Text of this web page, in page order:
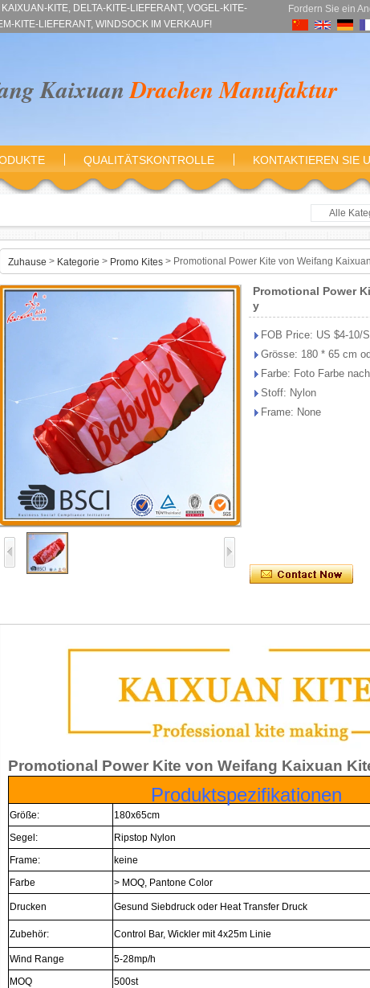
KITE, DELTA-KITE-LIEFERANT, VOGEL-KITE-
KITE-LIEFERANT, WINDSOCK IM VERKAUF!
Fordern Sie ein
KaixuanDrachen Manufaktur
QUALITÄTSKONTROLLE KONTAKTIEREN SIE
Alle
Vogel-
Zuhause > Kategorie > Promo Kites > Promotional Power Kite von Weifang
Promotional Power
y
FOB Price: US $4-10/
Grösse: 180 * 65 cm
Farbe: Foto Farbe
Stoff: Nylon
Frame: None
Promotional Power Kite von Weifang Kaixuan
Produktspezifikationen
Größe:
180x65cm
Segel:
Ripstop Nylon
Frame:
keine
Farbe
> MOQ, Pantone Color
Drucken Gesund Siebdruck oder Heat Transfer Druck
Zubehör: Control Bar, Wickler mit 4x25m Linie
Wind Range
5-28mp/h
MOQ
500st